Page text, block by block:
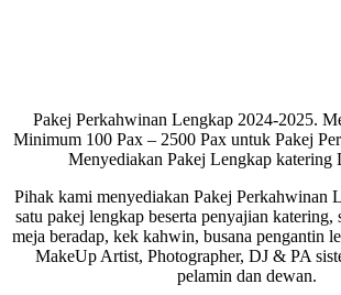
Pakej Perkahwinan Lengkap 2024-2025.
Minimum 100 Pax – 2500 Pax untuk Pakej
Menyediakan Pakej Lengkap katering
Pihak kami menyediakan Pakej Perkahwinan
satu pakej lengkap beserta penyajian katering,
meja beradap, kek kahwin, busana pengantin
MakeUp Artist, Photographer, DJ & PA
pelamin dan dewan.